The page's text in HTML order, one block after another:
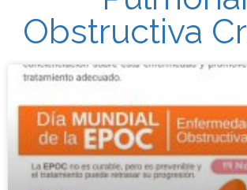
Obstructiva